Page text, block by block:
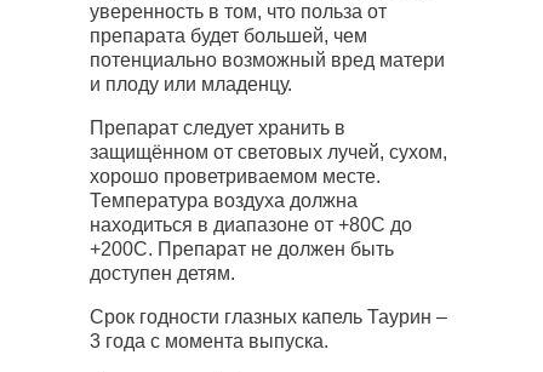
уверенность в том, что польза от
препарата будет большей, чем
потенциально возможный вред матери
и плоду или младенцу.
Препарат следует хранить в
защищённом от световых лучей, сухом,
хорошо проветриваемом месте.
Температура воздуха должна
находиться в диапазоне от +80С до
+200С. Препарат не должен быть
доступен детям.
Срок годности глазных капель Таурин –
3 года с момента выпуска.